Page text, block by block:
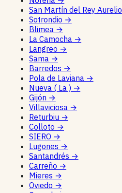
San Martín del Rey Aurelio
Sotrondio →
Blimea →
La Camocha →
Langreo →
Sama →
Barredos →
Pola de Laviana →
Nueva ( La ) →
Gijón →
Villaviciosa →
Returbiu →
Colloto →
SIERO →
Lugones →
Santandrés →
Carreño →
Mieres →
Oviedo →